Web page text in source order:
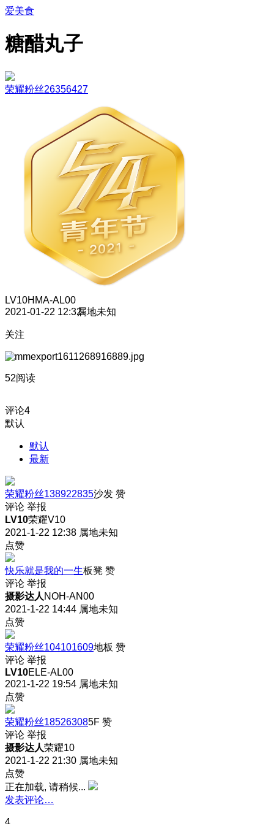
爱美食
糖醋丸子
荣耀粉丝26356427
LV10HMA-AL00
2021-01-22 12:32属地未知
关注
52阅读
评论4
默认
默认
最新
荣耀粉丝138922835沙发 赞
评论 举报
LV10荣耀V10
2021-1-22 12:38 属地未知
点赞
快乐就是我的一生板凳 赞
评论 举报
摄影达人 NOH-AN00
2021-1-22 14:44 属地未知
点赞
荣耀粉丝104101609地板 赞
评论 举报
LV10ELE-AL00
2021-1-22 19:54 属地未知
点赞
荣耀粉丝185263085F 赞
评论 举报
摄影达人荣耀10
2021-1-22 21:30 属地未知
点赞
正在加载, 请稍候...
发表评论…
4